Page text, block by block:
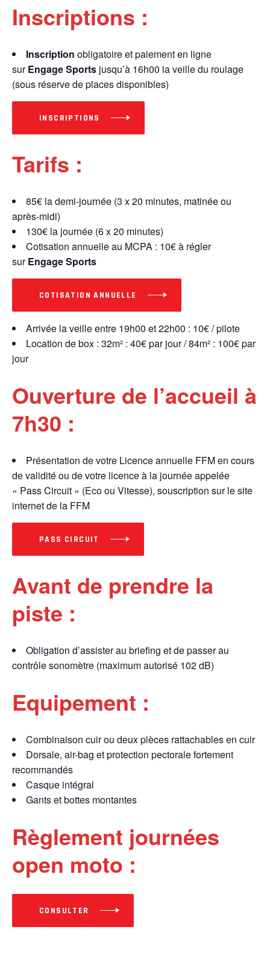
Inscriptions :
Inscription obligatoire et paiement en ligne
surEngage Sports jusqu’à 16h00 la veille du roulage
(sous réserve de places disponibles)
INSCRIPTIONS
Tarifs :
85€ la demi-journée (3 x 20 minutes, matinée ou
après-midi)
130€ la journée (6 x 20 minutes)
Cotisation annuelle au MCPA : 10€ à régler
surEngage Sports
COTISATION ANNUELLE
Arrivée la veille entre 19h00 et 22h00 : 10€ / pilote
Location de box : 32m² : 40€ par jour / 84m² : 100€ par
jour
Ouverture de l’accueil à
7h30 :
Présentation de votre Licence annuelle FFM en cours
de validité ou de votre licence à la journée appelée
« Pass Circuit » (Eco ou Vitesse), souscription sur le site
internet de la FFM
PASS CIRCUIT
Avant de prendre la
piste :
Obligation d’assister au briefing et de passer au
contrôle sonomètre (maximum autorisé 102 dB)
Equipement :
Combinaison cuir ou deux pièces rattachables en cuir
Dorsale, air-bag et protection pectorale fortement
recommandés
Casque intégral
Gants et bottes montantes
Règlement journées
open moto :
CONSULTER